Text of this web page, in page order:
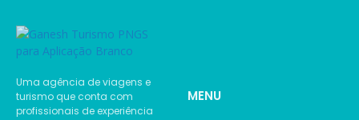
Uma agência de viagens e
turismo que conta com
profissionais de experiência
MENU